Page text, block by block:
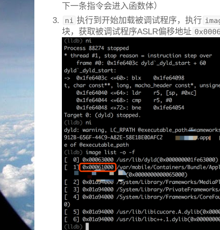
下一条指令会进入函数体）
ni 执行到开始加载被调试程序，执行
块，获取被调试程序ASLR偏移地址